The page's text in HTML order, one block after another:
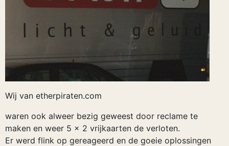
Wij van etherpiraten.com
waren ook alweer bezig geweest door reclame te
maken en weer 5 x 2 vrijkaarten de verloten.
Er werd flink op gereageerd en de goeie oplossingen